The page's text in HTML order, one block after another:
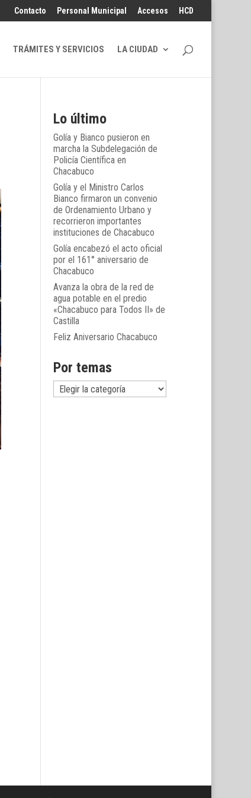
Contacto Personal Municipal Accesos HCD
TRÁMITES Y SERVICIOS LA CIUDAD
Lo último
Golía y Bianco pusieron en
marcha la Subdelegación de
Policía Científica en
Chacabuco
Golía y el Ministro Carlos
Bianco firmaron un convenio
de Ordenamiento Urbano y
recorrieron importantes
instituciones de Chacabuco
Golía encabezó el acto oficial
por el 161° aniversario de
Chacabuco
Avanza la obra de la red de
agua potable en el predio
«Chacabuco para Todos II» de
Castilla
Feliz Aniversario Chacabuco
Por temas
Por
temas